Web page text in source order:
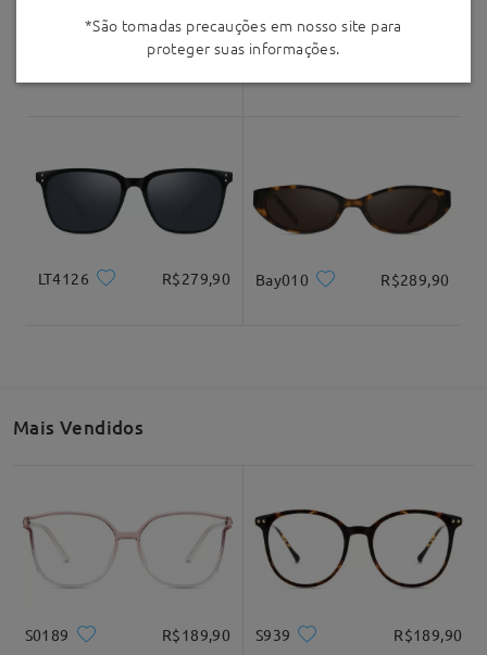
LT4126 R$279,90 Bay010 R$289,90
Mais Vendidos
S0189 R$189,90 S939 R$189,90
*São tomadas precauções em nosso site para
proteger suas informações.